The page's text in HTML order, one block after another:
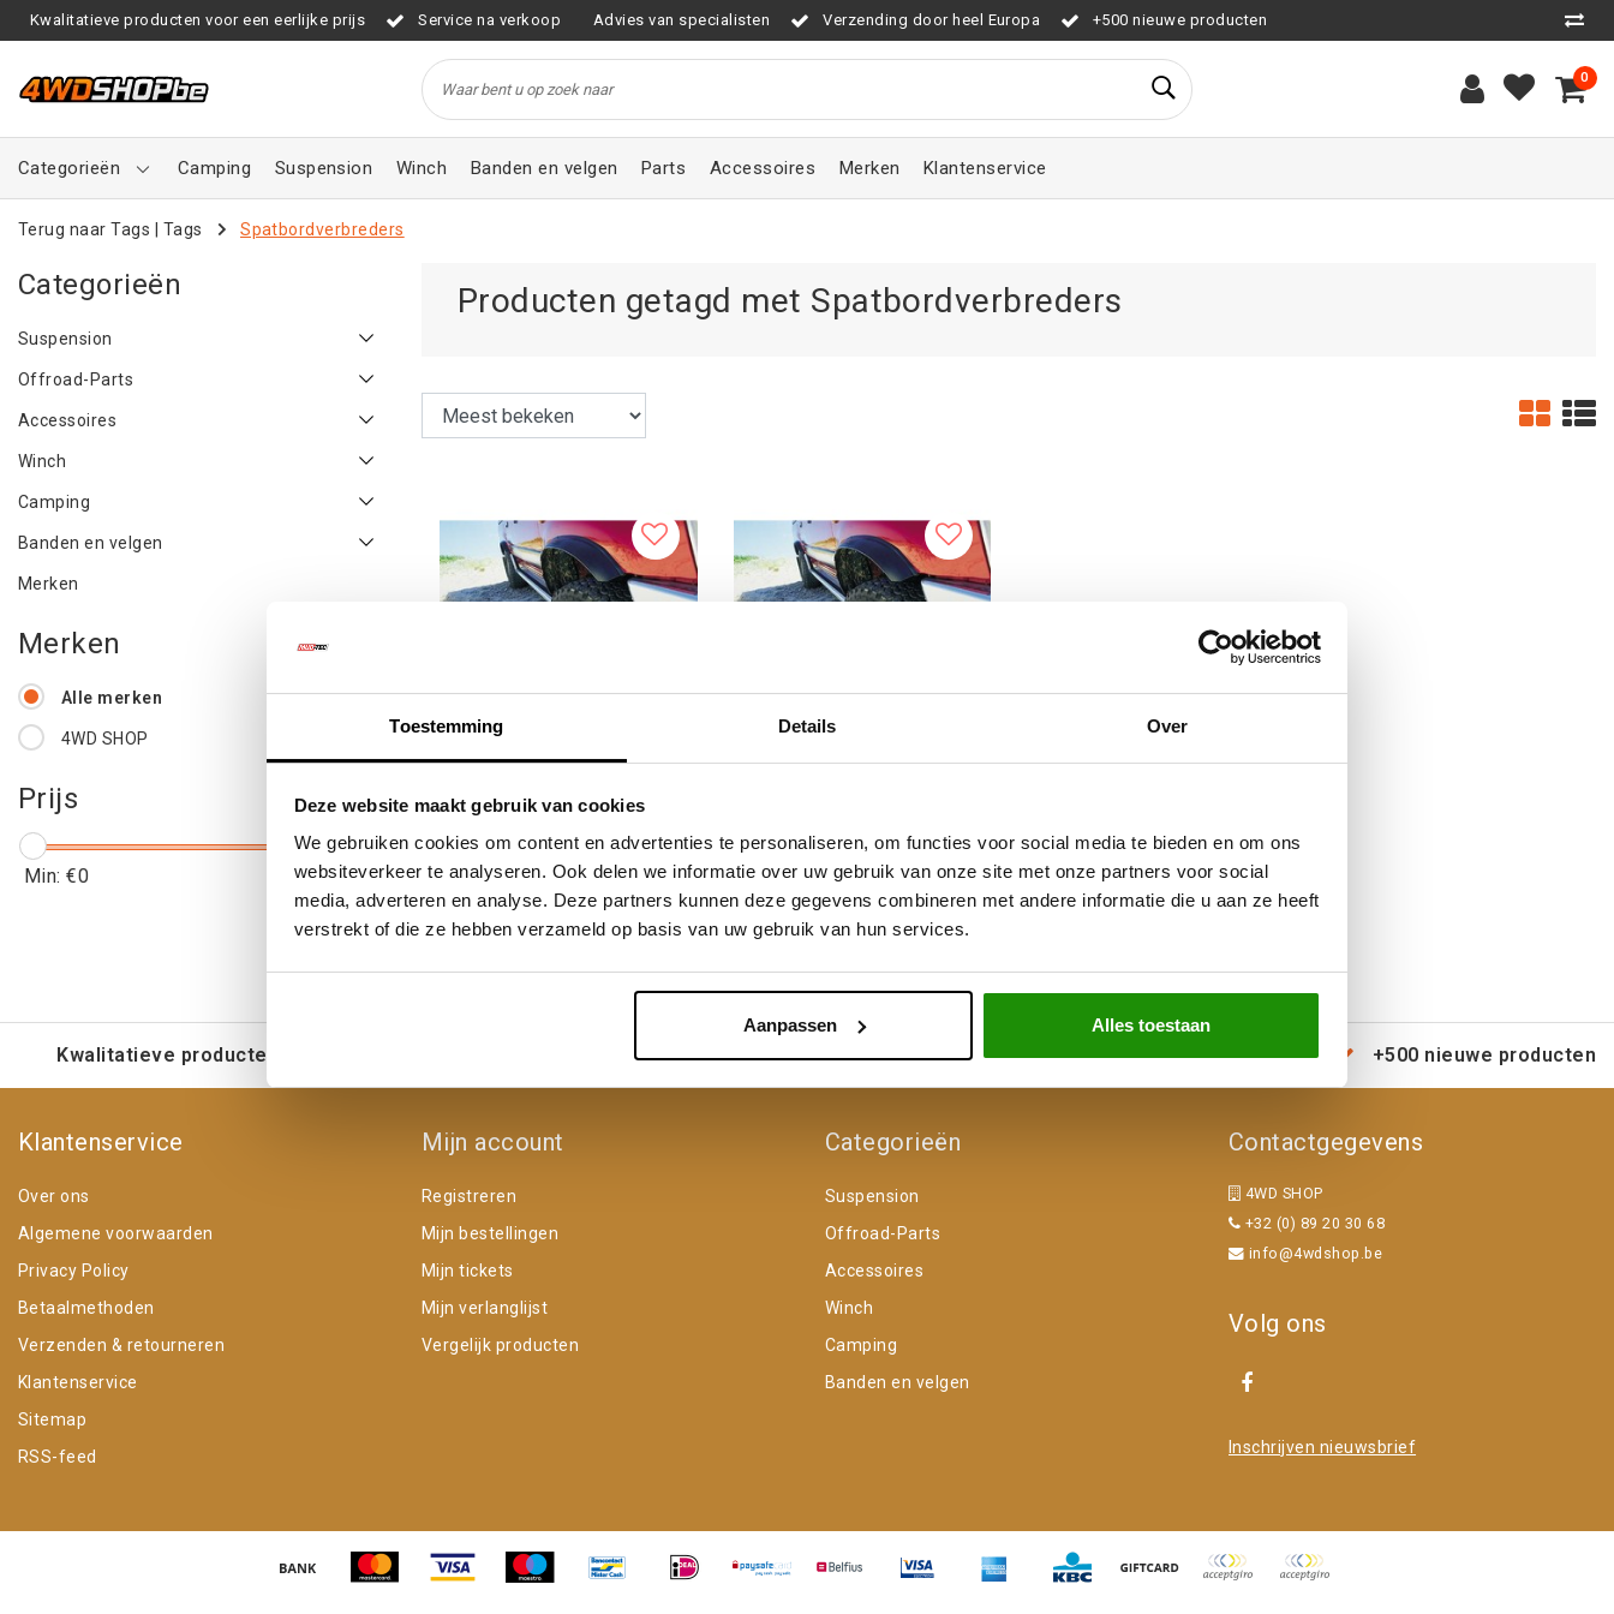
Toestemming Details Over
Deze website maakt gebruik van cookies
We gebruiken cookies om content en advertenties te personaliseren, om functies voor social media te bieden en om ons
websiteverkeer te analyseren. Ook delen we informatie over uw gebruik van onze site met onze partners voor social
media, adverteren en analyse. Deze partners kunnen deze gegevens combineren met andere informatie die u aan ze heeft
verstrekt of die ze hebben verzameld op basis van uw gebruik van hun services.
Aanpassen Alles toestaan
Kwalitatieve producten voor een eerlijke prijs Service na verkoop Advies van specialisten Verzending door heel Europa +500 nieuwe producten
0
Categorieën Camping Suspension Winch Banden en velgen Parts Accessoires Merken Klantenservice
Terug naar Tags Tags Spatbordverbreders
Categorieën
Suspension
Offroad-Parts
Accessoires
Winch
Camping
Banden en velgen
Merken
Merken
Alle merken
4WD SHOP
Prijs
Min: €0 Max: €200
Producten getagd met Spatbordverbreders
40mm
€111,57 Excl. btw
€135,00 Incl. btw
€128,10 Excl. btw
€155,00 Incl. btw
Kwalitatieve producten voor een eerlijke prijs Service na verkoop Advies van specialisten Verzending door heel Europa +500 nieuwe producten
Klantenservice
Over ons
Algemene voorwaarden
Privacy Policy
Betaalmethoden
Verzenden & retourneren
Klantenservice
Sitemap
RSS-feed
Mijn account
Registreren
Mijn bestellingen
Mijn tickets
Mijn verlanglijst
Vergelijk producten
Categorieën
Suspension
Offroad-Parts
Accessoires
Winch
Camping
Banden en velgen
Contactgegevens
4WD SHOP
+32 (0) 89 20 30 68
info@4wdshop.be
Volg ons
Inschrijven nieuwsbrief